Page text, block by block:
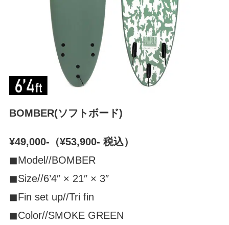
BOMBER(ソフトボード)
¥49,000-（¥53,900- 税込）
◼︎Model//BOMBER
◼︎Size//6’4″ × 21″ × 3″
◼︎Fin set up//Tri fin
◼︎Color//SMOKE GREEN